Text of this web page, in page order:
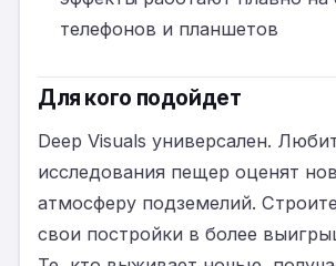
телефонов и планшетов
Для кого подойдет
Deep Visuals универсален.
исследования пещер оценят
атмосферу подземелий.
свои постройки в более